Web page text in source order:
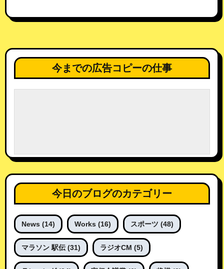
今までの広告コピーの仕事
今日のブログのカテゴリー
News(14) Works(16) スポーツ (48)
マラソン 駅伝(31) ラジオCM (5)